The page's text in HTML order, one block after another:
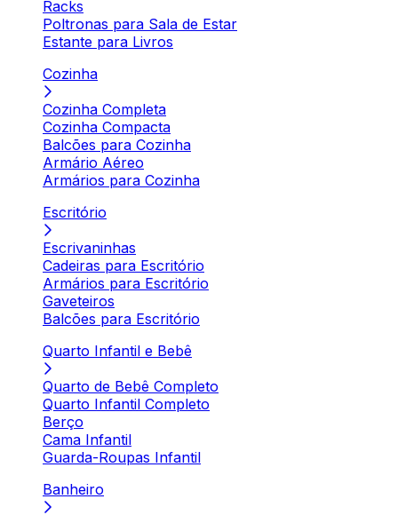
Racks
Poltronas para Sala de Estar
Estante para Livros
Cozinha
Cozinha Completa
Cozinha Compacta
Balcões para Cozinha
Armário Aéreo
Armários para Cozinha
Escritório
Escrivaninhas
Cadeiras para Escritório
Armários para Escritório
Gaveteiros
Balcões para Escritório
Quarto Infantil e Bebê
Quarto de Bebê Completo
Quarto Infantil Completo
Berço
Cama Infantil
Guarda-Roupas Infantil
Banheiro